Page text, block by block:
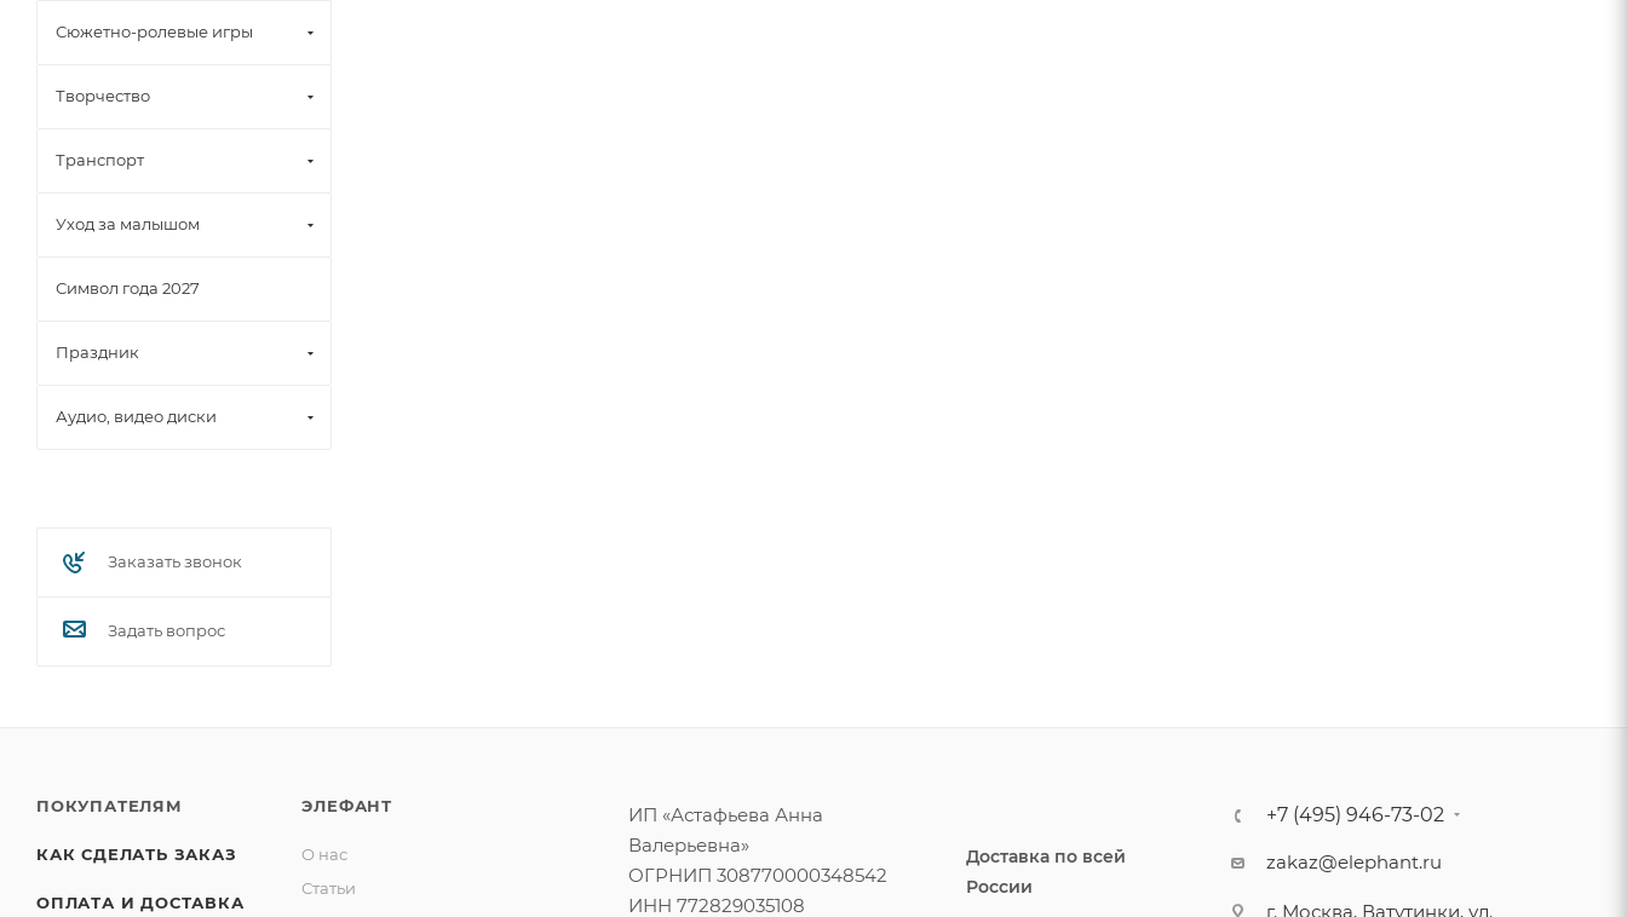
Сюжетно-ролевые игры
Творчество
Транспорт
Уход за малышом
Символ года 2027
Праздник
Аудио, видео диски
Заказать звонок
Задать вопрос
ПОКУПАТЕЛЯМ
КАК СДЕЛАТЬ ЗАКАЗ
ОПЛАТА И ДОСТАВКА
ЭЛЕФАНТ
О нас
Статьи
ИП «Астафьева Анна
Валерьевна»
ОГРНИП 308770000348542
ИНН 772829035108
Доставка по всей
России
+7 (495) 946-73-02
zakaz@elephant.ru
г. Москва, Ватутинки, ул.